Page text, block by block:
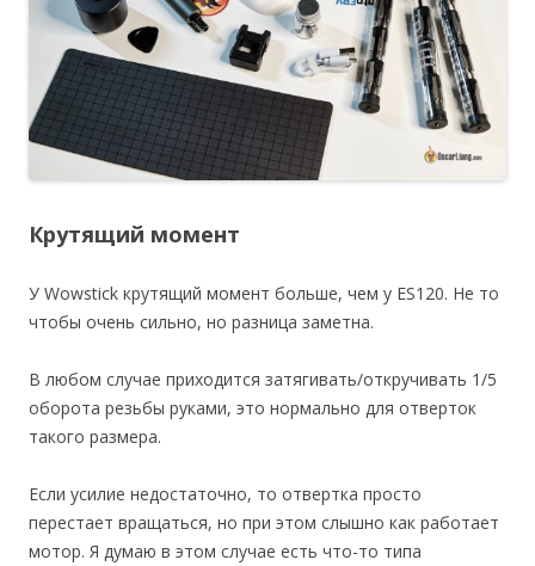
Крутящий момент
У Wowstick крутящий момент больше, чем у ES120. Не то
чтобы очень сильно, но разница заметна.
В любом случае приходится затягивать/откручивать 1/5
оборота резьбы руками, это нормально для отверток
такого размера.
Если усилие недостаточно, то отвертка просто
перестает вращаться, но при этом слышно как работает
мотор. Я думаю в этом случае есть что-то типа